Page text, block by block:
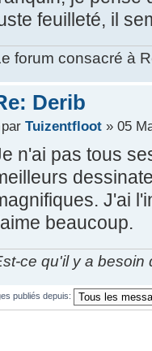
feuilleté, il
forum consacré à
Derib
par Tuizentfloot» 05
n'ai pas tous
J'ai
beaucoup.
ce qu'il y a besoin
publiés depuis: